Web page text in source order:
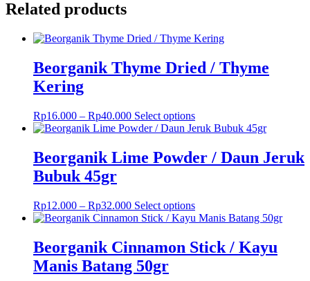
Related products
Beorganik Thyme Dried / Thyme
Kering
Rp16.000 – Rp40.000 Select optionsThis
product
multiple
variants.
may
be
chosen
on
the
Beorganik Lime Powder / Daun Jeruk
Bubuk 45gr
Rp12.000 – Rp32.000 Select optionsThis
product
multiple
variants.
Beorganik Cinnamon Stick / Kayu
Manis Batang 50gr